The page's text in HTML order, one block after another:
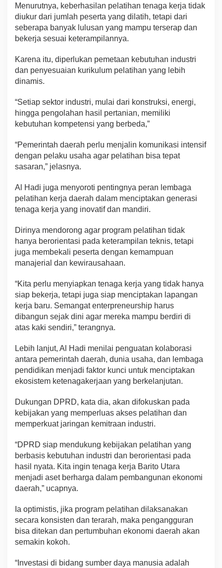
Menurutnya, keberhasilan pelatihan tenaga kerja tidak
diukur dari jumlah peserta yang dilatih, tetapi dari
seberapa banyak lulusan yang mampu terserap dan
bekerja sesuai keterampilannya.
Karena itu, diperlukan pemetaan kebutuhan industri
dan penyesuaian kurikulum pelatihan yang lebih
dinamis.
“Setiap sektor industri, mulai dari konstruksi, energi,
hingga pengolahan hasil pertanian, memiliki
kebutuhan kompetensi yang berbeda,”
“Pemerintah daerah perlu menjalin komunikasi intensif
dengan pelaku usaha agar pelatihan bisa tepat
sasaran,” jelasnya.
Al Hadi juga menyoroti pentingnya peran lembaga
pelatihan kerja daerah dalam menciptakan generasi
tenaga kerja yang inovatif dan mandiri.
Dirinya mendorong agar program pelatihan tidak
hanya berorientasi pada keterampilan teknis, tetapi
juga membekali peserta dengan kemampuan
manajerial dan kewirausahaan.
“Kita perlu menyiapkan tenaga kerja yang tidak hanya
siap bekerja, tetapi juga siap menciptakan lapangan
kerja baru. Semangat enterpreneurship harus
dibangun sejak dini agar mereka mampu berdiri di
atas kaki sendiri,” terangnya.
Lebih lanjut, Al Hadi menilai penguatan kolaborasi
antara pemerintah daerah, dunia usaha, dan lembaga
pendidikan menjadi faktor kunci untuk menciptakan
ekosistem ketenagakerjaan yang berkelanjutan.
Dukungan DPRD, kata dia, akan difokuskan pada
kebijakan yang memperluas akses pelatihan dan
memperkuat jaringan kemitraan industri.
“DPRD siap mendukung kebijakan pelatihan yang
berbasis kebutuhan industri dan berorientasi pada
hasil nyata. Kita ingin tenaga kerja Barito Utara
menjadi aset berharga dalam pembangunan ekonomi
daerah,” ucapnya.
Ia optimistis, jika program pelatihan dilaksanakan
secara konsisten dan terarah, maka pengangguran
bisa ditekan dan pertumbuhan ekonomi daerah akan
semakin kokoh.
“Investasi di bidang sumber daya manusia adalah